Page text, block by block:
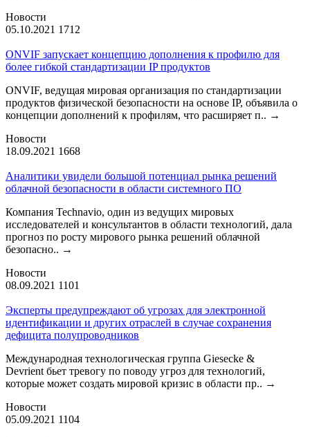
Новости
05.10.2021 1712
ONVIF запускает концепцию дополнения к профилю для
более гибкой стандартизации IP продуктов
ONVIF, ведущая мировая организация по стандартизации
продуктов физической безопасности на основе IP, объявила о
концепции дополнений к профилям, что расширяет п.. →
Новости
18.09.2021 1668
Аналитики увидели большой потенциал рынка решений
облачной безопасности в области системного ПО
Компания Technavio, один из ведущих мировых
исследователей и консультантов в области технологий, дала
прогноз по росту мирового рынка решений облачной
безопасно.. →
Новости
08.09.2021 1101
Эксперты предупреждают об угрозах для электронной
идентификации и других отраслей в случае сохранения
дефицита полупроводников
Международная технологическая группа Giesecke &
Devrient бьет тревогу по поводу угроз для технологий,
которые может создать мировой кризис в области пр.. →
Новости
05.09.2021 1104